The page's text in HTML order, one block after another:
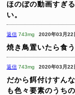
ほのぼの動画すぎる
い。
返信 743mg 2020年03月22
焼き鳥置いたら食
返信 743mg 2020年03月22
だから餌付けすん
も色々要素のうち